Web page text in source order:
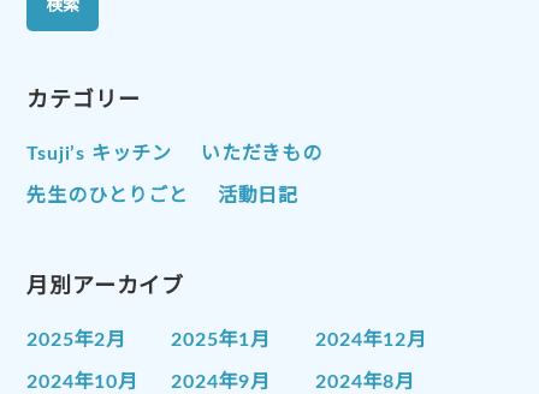
カテゴリー
Tsuji’s キッチン いただきもの
先生のひとりごと 活動日記
月別アーカイブ
2025年2月 2025年1月 2024年12月
2024年10月 2024年9月 2024年8月